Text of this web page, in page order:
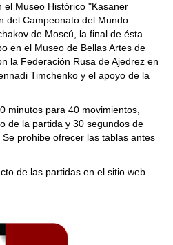
el Museo Histórico "Kasaner
del Campeonato del Mundo
de Moscú, la final de ésta
en el Museo de Bellas Artes de
la Federación Rusa de Ajedrez en
Timchenko y el apoyo de la
minutos para 40 movimientos,
de la partida y 30 segundos de
prohibe ofrecer las tablas antes
de las partidas en el sitio web